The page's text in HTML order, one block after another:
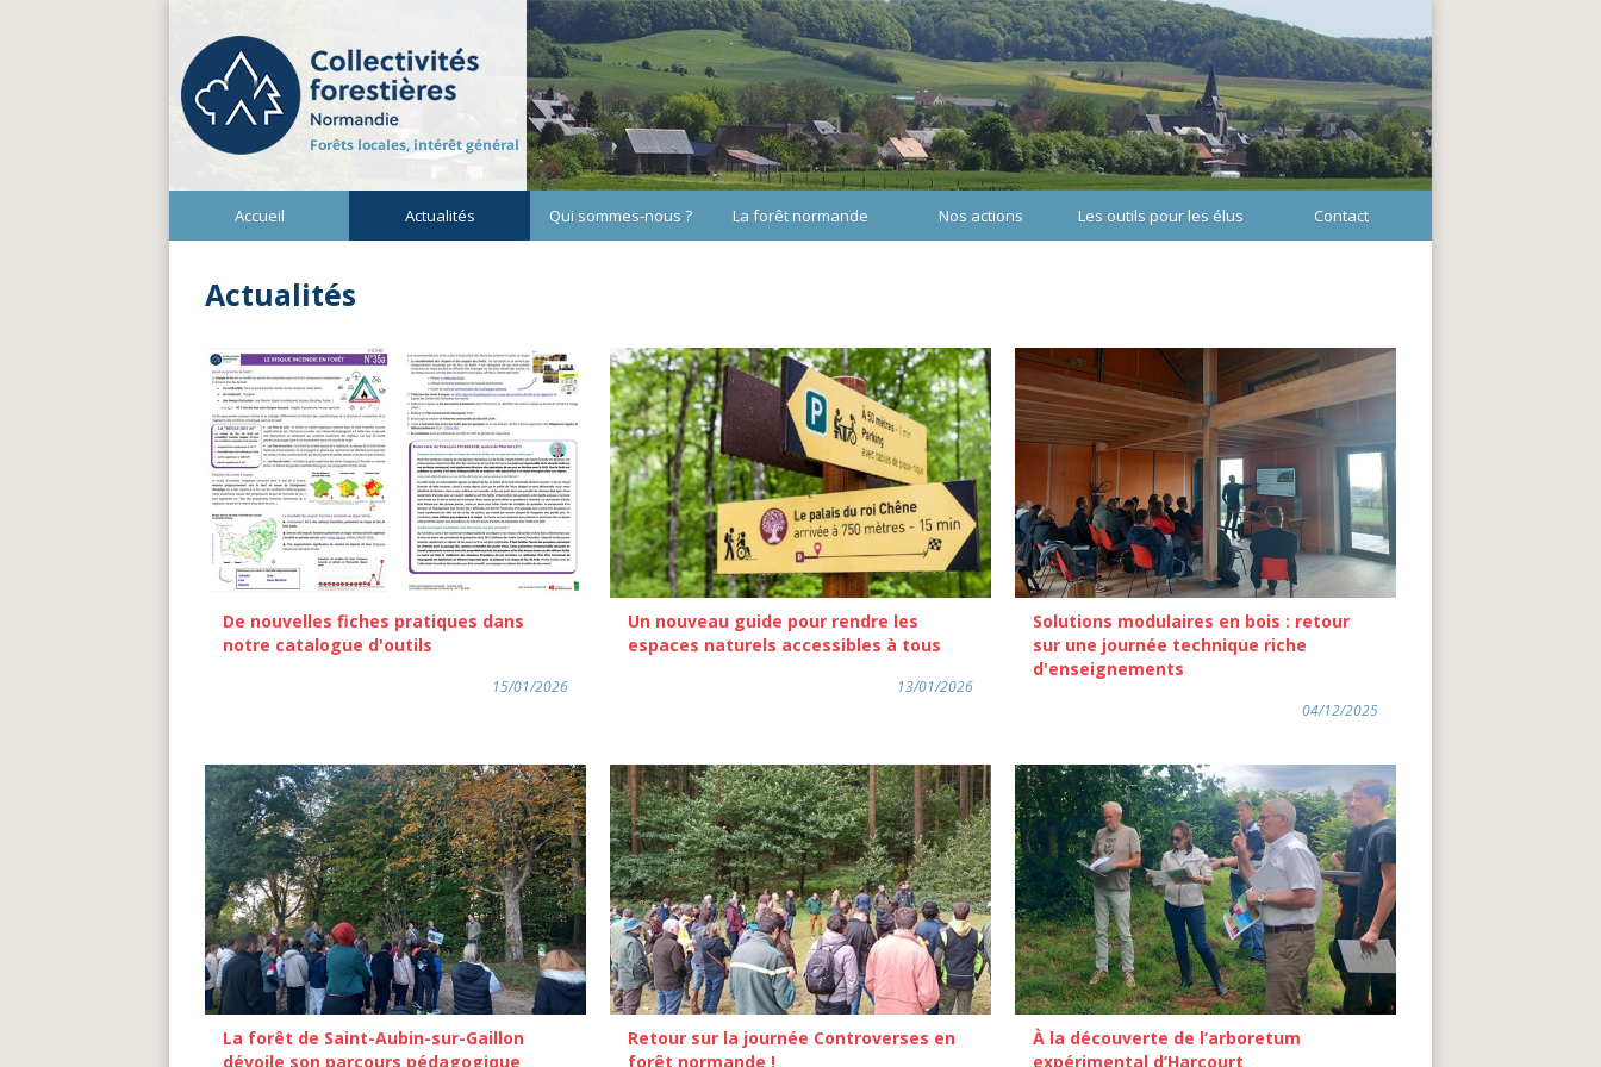
Accueil Actualités Qui sommes-nous ? La forêt normande Nos actions Les outils pour les élus Contact
Actualités
De nouvelles fiches pratiques dans
notre catalogue d'outils
15/01/2026
Un nouveau guide pour rendre les
espaces naturels accessibles à tous
13/01/2026
Solutions modulaires en bois : retour
sur une journée technique riche
d'enseignements
04/12/2025
La forêt de Saint-Aubin-sur-Gaillon
dévoile son parcours pédagogique
Retour sur la journée Controverses en
forêt normande !
À la découverte de l’arboretum
expérimental d’Harcourt